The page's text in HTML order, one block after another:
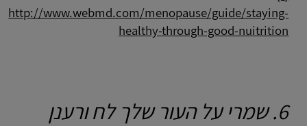
http://www.webmd.com/menopause/guide/staying-
healthy-through-good-nuitrition
6. שמרי על העור שלך לח ורענן